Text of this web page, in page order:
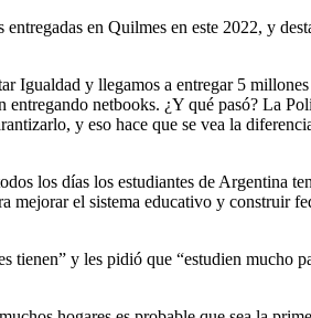
en Quilmes en este 2022, y
Igualdad y llegamos a entregar 5
entregando netbooks. ¿Y qué pasó? La
y eso hace que se vea la
los días los estudiantes de Argentina
mejorar el sistema educativo y construir
tienen” y les pidió que “estudien mucho